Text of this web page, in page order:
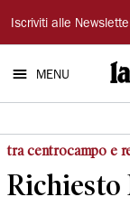
La
Nuova
Ferrara
Iscriviti alle
MENU
tra centrocampo e
Richiesto